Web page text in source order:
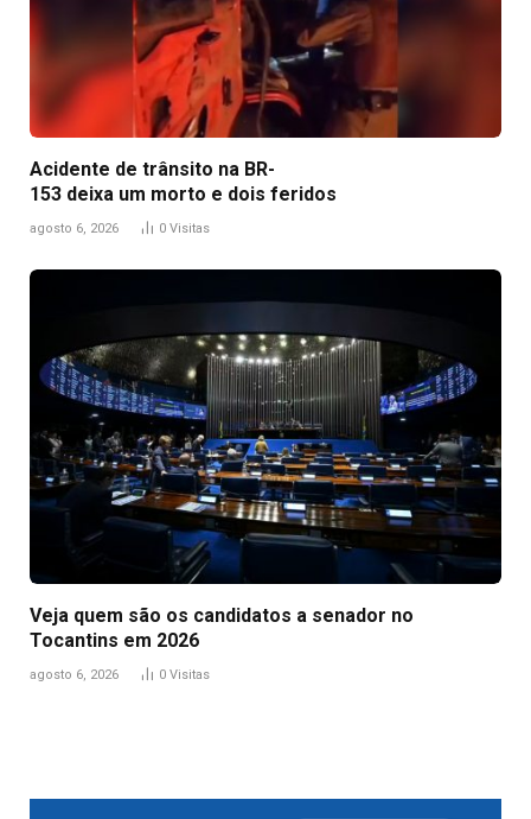
Acidente de trânsito na BR-
153 deixa um morto e dois feridos
agosto 6, 2026 0 Visitas
Veja quem são os candidatos a senador no
Tocantins em 2026
agosto 6, 2026 0 Visitas